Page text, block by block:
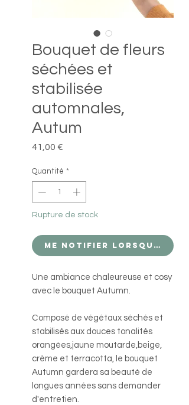
Bouquet de fleurs
séchées et
stabilisée
automnales,
Autum
41,00 €
Quantité *
Rupture de stock
Me notifier lorsque cet
Une ambiance chaleureuse et cosy
avec le bouquet Autumn.
Composé de végétaux séchés et
stabilisés aux douces tonalités
orangées,jaune moutarde,beige,
crème et terracotta, le bouquet
Autumn gardera sa beauté de
longues années sans demander
d'entretien.